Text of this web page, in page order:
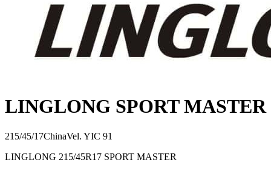
LINGLONG SPORT MASTER
215/45/17ChinaVel. YIC 91
LINGLONG 215/45R17 SPORT MASTER